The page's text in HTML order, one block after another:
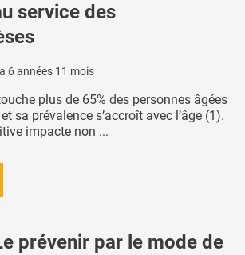
service des
6 années 11 mois
plus de 65% des personnes âgées
sa prévalence s’accroît avec l’âge (1).
impacte non ...
prévenir par le mode de